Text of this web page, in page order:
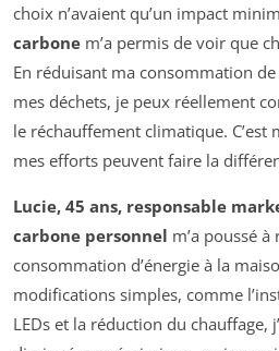
choix n’avaient qu’un impact
carbone m’a permis de voir que
En réduisant ma consommation
mes déchets, je peux réellement
le réchauffement climatique.
mes efforts peuvent faire la
Lucie, 45 ans, responsable
carbone personnel m’a poussé
consommation d’énergie à la
modifications simples, comme
LEDs et la réduction du chauffage,